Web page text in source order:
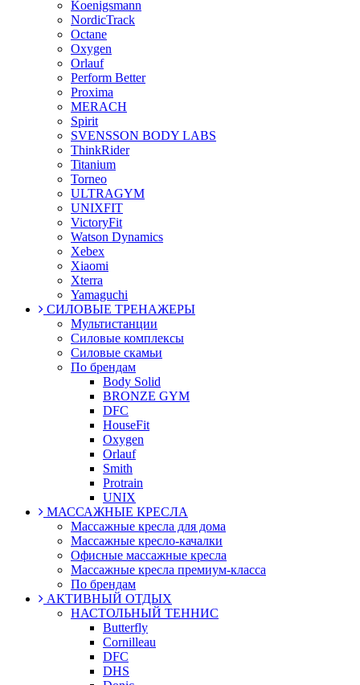
Koenigsmann
NordicTrack
Octane
Oxygen
Orlauf
Perform Better
Proxima
MERACH
Spirit
SVENSSON BODY LABS
ThinkRider
Titanium
Torneo
ULTRAGYM
UNIXFIT
VictoryFit
Watson Dynamics
Xebex
Xiaomi
Xterra
Yamaguchi
СИЛОВЫЕ ТРЕНАЖЕРЫ
Мультистанции
Силовые комплексы
Силовые скамьи
По брендам
Body Solid
BRONZE GYM
DFC
HouseFit
Oxygen
Orlauf
Smith
Protrain
UNIX
МАССАЖНЫЕ КРЕСЛА
Массажные кресла для дома
Массажные кресло-качалки
Офисные массажные кресла
Массажные кресла премиум-класса
По брендам
АКТИВНЫЙ ОТДЫХ
НАСТОЛЬНЫЙ ТЕННИС
Butterfly
Cornilleau
DFC
DHS